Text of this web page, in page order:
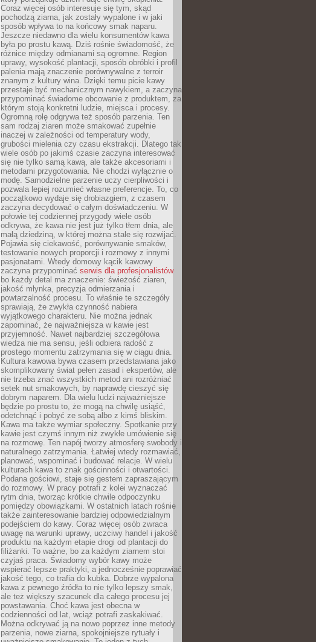
Coraz więcej osób interesuje się tym, skąd
pochodzą ziarna, jak zostały wypalone i w jaki
sposób wpływa to na końcowy smak naparu.
Jeszcze niedawno dla wielu konsumentów kawa
była po prostu kawą. Dziś rośnie świadomość, że
różnice między odmianami są ogromne. Region
uprawy, wysokość plantacji, sposób obróbki i profil
palenia mają znaczenie porównywalne z terroir
znanym z kultury wina. Dzięki temu picie kawy
przestaje być mechanicznym nawykiem, a zaczyna
przypominać świadome obcowanie z produktem, za
którym stoją konkretni ludzie, miejsca i procesy.
Ogromną rolę odgrywa też sposób parzenia. Ten
sam rodzaj ziaren może smakować zupełnie
inaczej w zależności od temperatury wody,
grubości mielenia czy czasu ekstrakcji. Dlatego tak
wiele osób po jakimś czasie zaczyna interesować
się nie tylko samą kawą, ale także akcesoriami i
metodami przygotowania. Nie chodzi wyłącznie o
modę. Samodzielne parzenie uczy cierpliwości i
pozwala lepiej rozumieć własne preferencje. To, co
początkowo wydaje się drobiazgiem, z czasem
zaczyna decydować o całym doświadczeniu. W
połowie tej codziennej przygody wiele osób
odkrywa, że kawa nie jest już tylko tłem dnia, ale
małą dziedziną, w której można stale się rozwijać.
Pojawia się ciekawość, porównywanie smaków,
testowanie nowych proporcji i rozmowy z innymi
pasjonatami. Wtedy domowy kącik kawowy
zaczyna przypominać serwis dla profesjonalistów
bo każdy detal ma znaczenie: świeżość ziaren,
jakość młynka, precyzja odmierzania i
powtarzalność procesu. To właśnie te szczegóły
sprawiają, że zwykła czynność nabiera
wyjątkowego charakteru. Nie można jednak
zapominać, że najważniejsza w kawie jest
przyjemność. Nawet najbardziej szczegółowa
wiedza nie ma sensu, jeśli odbiera radość z
prostego momentu zatrzymania się w ciągu dnia.
Kultura kawowa bywa czasem przedstawiana jako
skomplikowany świat pełen zasad i ekspertów, ale
nie trzeba znać wszystkich metod ani rozróżniać
setek nut smakowych, by naprawdę cieszyć się
dobrym naparem. Dla wielu ludzi najważniejsze
będzie po prostu to, że mogą na chwilę usiąść,
odetchnąć i pobyć ze sobą albo z kimś bliskim.
Kawa ma także wymiar społeczny. Spotkanie przy
kawie jest czymś innym niż zwykłe umówienie się
na rozmowę. Ten napój tworzy atmosferę swobody i
naturalnego zatrzymania. Łatwiej wtedy rozmawiać,
planować, wspominać i budować relacje. W wielu
kulturach kawa to znak gościnności i otwartości.
Podana gościowi, staje się gestem zapraszającym
do rozmowy. W pracy potrafi z kolei wyznaczać
rytm dnia, tworząc krótkie chwile odpoczynku
pomiędzy obowiązkami. W ostatnich latach rośnie
także zainteresowanie bardziej odpowiedzialnym
podejściem do kawy. Coraz więcej osób zwraca
uwagę na warunki uprawy, uczciwy handel i jakość
produktu na każdym etapie drogi od plantacji do
filiżanki. To ważne, bo za każdym ziarnem stoi
czyjaś praca. Świadomy wybór kawy może
wspierać lepsze praktyki, a jednocześnie poprawiać
jakość tego, co trafia do kubka. Dobrze wypalona
kawa z pewnego źródła to nie tylko lepszy smak,
ale też większy szacunek dla całego procesu jej
powstawania. Choć kawa jest obecna w
codzienności od lat, wciąż potrafi zaskakiwać.
Można odkrywać ją na nowo poprzez inne metody
parzenia, nowe ziarna, spokojniejsze rytuały i